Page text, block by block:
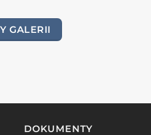
GALERII
DOKUMENTY